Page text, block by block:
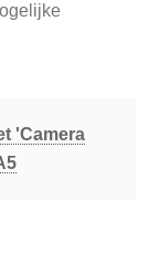
'Camera